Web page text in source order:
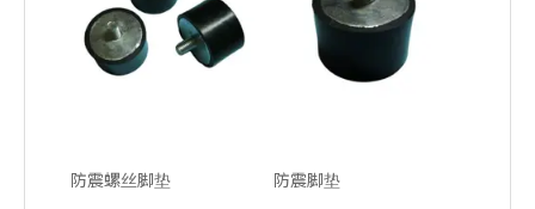
防震螺丝脚垫 防震脚垫